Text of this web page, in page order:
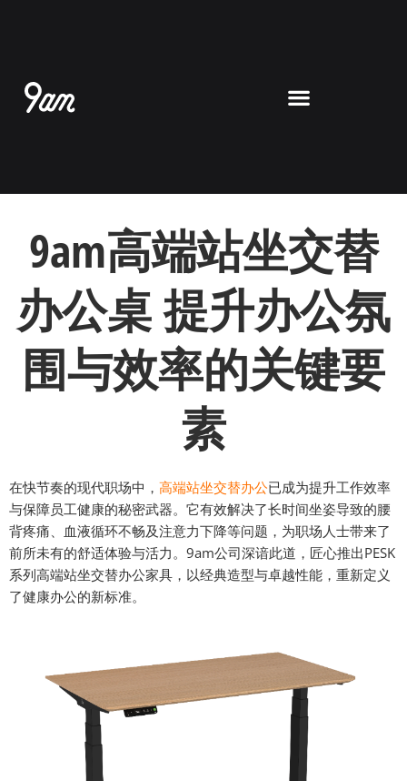
9am高端站坐交替
办公桌提升办公氛
围与效率的关键要
素
在快节奏的现代职场中， 高端站坐交替办公已成为提升工作效率
与保障员工健康的秘密武器。它有效解决了长时间坐姿导致的腰
背疼痛、血液循环不畅及注意力下降等问题，为职场人士带来了
前所未有的舒适体验与活力。9am公司深谙此道，匠心推出PESK
系列高端站坐交替办公家具，以经典造型与卓越性能，重新定义
了健康办公的新标准。